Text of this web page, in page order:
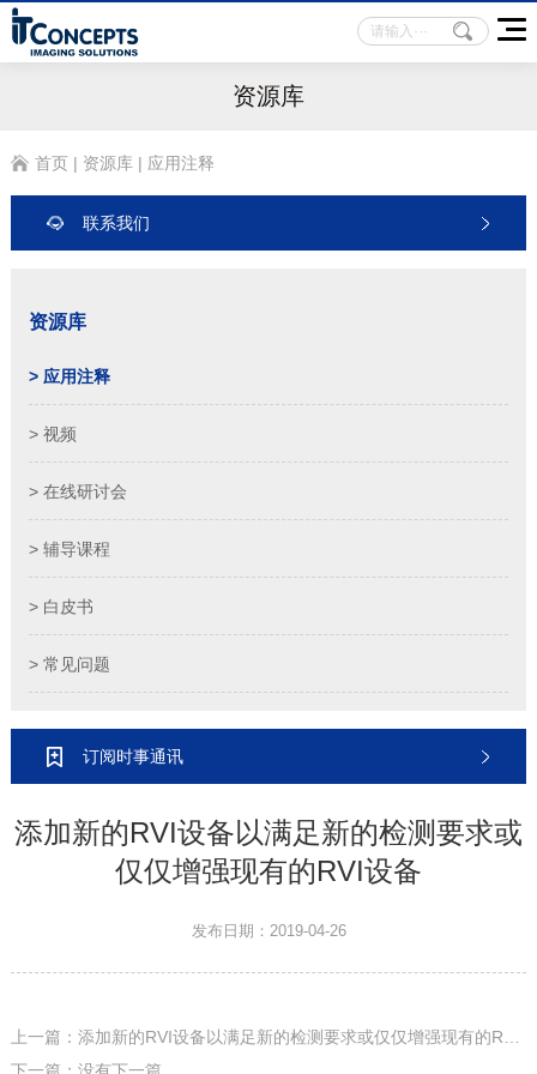
资源库
首页| 资源库| 应用注释
联系我们
资源库
> 应用注释
> 视频
> 在线研讨会
> 辅导课程
> 白皮书
> 常见问题
订阅时事通讯
添加新的RVI设备以满足新的检测要求或
仅仅增强现有的RVI设备
发布日期：2019-04-26